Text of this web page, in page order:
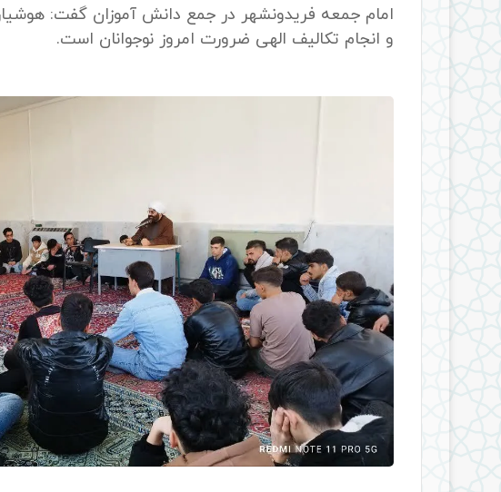
امام جمعه فریدونشهر در جمع دانش آموزان گفت:
و انجام تکالیف الهی ضرورت امروز نوجوانان است.